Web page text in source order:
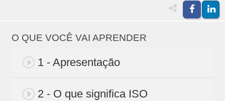
O QUE VOCÊ VAI APRENDER
1 - Apresentação
2 - O que significa ISO